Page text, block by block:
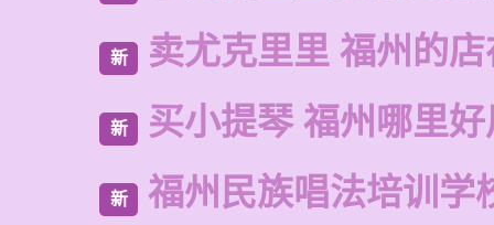
新 卖尤克里里 福州的
新 买小提琴 福州哪里
新 福州民族唱法培训学